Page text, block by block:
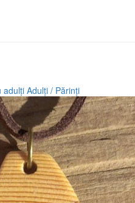
adulți Adulți / Părinți